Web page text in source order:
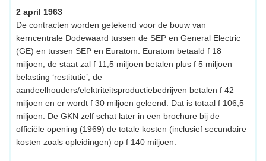
2 april 1963
De contracten worden getekend voor de bouw van
kerncentrale Dodewaard tussen de SEP en General Electric
(GE) en tussen SEP en Euratom. Euratom betaald f 18
miljoen, de staat zal f 11,5 miljoen betalen plus f 5 miljoen
belasting ‘restitutie’, de
aandeelhouders/elektriteitsproductiebedrijven betalen f 42
miljoen en er wordt f 30 miljoen geleend. Dat is totaal f 106,5
miljoen. De GKN zelf schat later in een brochure bij de
officiële opening (1969) de totale kosten (inclusief secundaire
kosten zoals opleidingen) op f 140 miljoen.